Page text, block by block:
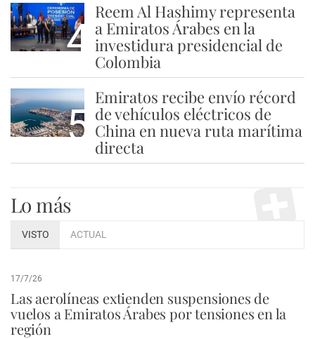
4
Reem Al Hashimy representa
a Emiratos Árabes en la
investidura presidencial de
Colombia
5
Emiratos recibe envío récord
de vehículos eléctricos de
China en nueva ruta marítima
directa
Lo más
VISTO ACTUAL
17/7/26
Las aerolíneas extienden suspensiones de
vuelos a Emiratos Árabes por tensiones en la
región